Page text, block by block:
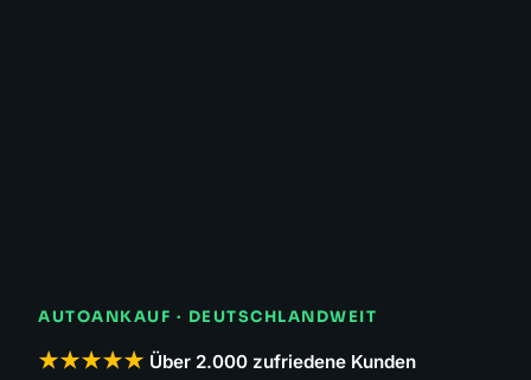
AUTOANKAUF · DEUTSCHLANDWEIT
★★★★★ Über 2.000 zufriedene Kunden